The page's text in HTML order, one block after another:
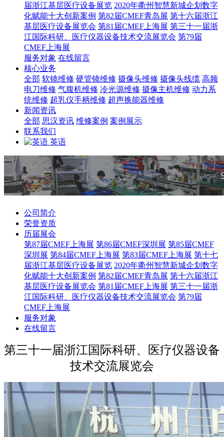
届浙江基层医疗设备展览 2020年衢州智慧新城企划数字
化赋能十大创新案例 第82届CMEF青岛展 第十六届浙江
基层医疗设备展览会 第81届CMEF上海展 第三十一届浙
江国际科研、医疗仪器设备技术交流展览会 第79届
CMEF上海展
服务对象 在线留言
核心业务
全部 软镜维修 硬管镜维修 摄像头维修 摄像头线缆 高频
电刀维修 气腹机维修 冷光源维修 摄像主机维修 动力系
统维修 超乳仪手柄维修 超声换能器维修
新闻资讯
全部 思汉资讯 维修案例 案例展示
联系我们
英语
公司简介
荣誉资质
历届展会
第87届CMEF上海展 第86届CMEF深圳展 第85届CMEF
深圳展 第84届CMEF上海展 第83届CMEF上海展 第十七
届浙江基层医疗设备展览 2020年衢州智慧新城企划数字
化赋能十大创新案例 第82届CMEF青岛展 第十六届浙江
基层医疗设备展览会 第81届CMEF上海展 第三十一届浙
江国际科研、医疗仪器设备技术交流展览会 第79届
CMEF上海展
服务对象
在线留言
第三十一届浙江国际科研、医疗仪器设备
技术交流展览会